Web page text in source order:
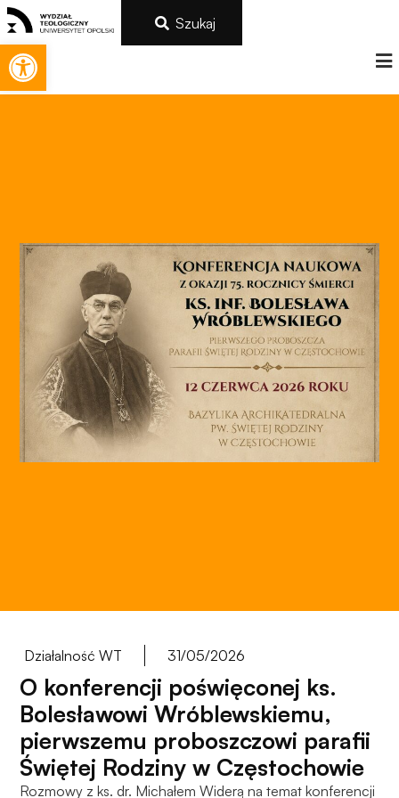
Otwórz pasek narzędzi
Szukaj
Działalność WT 31/05/2026
O konferencji poświęconej ks.
Bolesławowi Wróblewskiemu,
pierwszemu proboszczowi parafii
Świętej Rodziny w Częstochowie
Rozmowy z ks. dr. Michałem Widerą na temat konferencji
Konieczne
Te pliki cookie
nie są
opcjonalne. Są
one potrzebne
funkcjonowania
strony
internetowej.
na podstawie
tego, jak
strona jest
używana.
Doświadczenie